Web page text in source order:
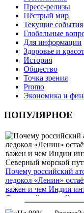
Пресс-релизы
Пёстрый мир
Текущие события
Глобальные
Для информации
Здоровье и
История
Общество
Точка зрения
Promo
Экономика и
ПОПУЛЯРНОЕ
Почему российский
ледокол «Ленин»
важен и чем Индии
Северный морской путь